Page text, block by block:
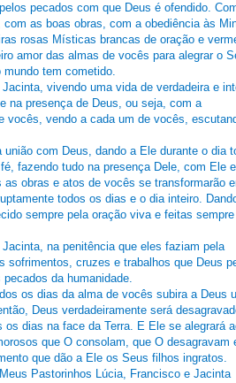
pecados com que Deus é ofendido.
as boas obras, com a obediência às
rosas Místicas brancas de oração e
amor das almas de vocês para alegrar o
tem cometido.
vivendo uma vida de verdadeira e
na presença de Deus, ou seja, com a
vocês, vendo a cada um de vocês,
com Deus, dando a Ele durante o dia
fazendo tudo na presença Dele, com Ele
obras e atos de vocês se transformarão
todos os dias e o dia inteiro.
sempre pela oração viva e feitas
na penitência que eles faziam pela
sofrimentos, cruzes e trabalhos que Deus
da humanidade.
os dias da alma de vocês subira a Deus
Deus verdadeiramente será
dias na face da Terra. E Ele se alegrará
que O consolam, que O desagravam
que dão a Ele os Seus filhos ingratos.
Pastorinhos Lúcia, Francisco e Jacinta